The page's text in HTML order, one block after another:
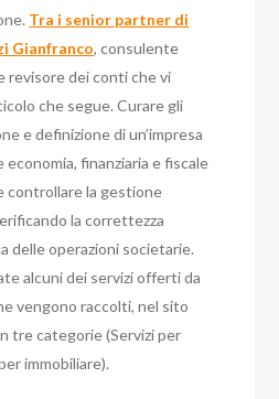
Tra i senior partner di
Gianfranco, consulente
revisore dei conti che vi
che segue. Curare gli
e definizione di un’impresa
economia, finanziaria e fiscale
controllare la gestione
la correttezza
delle operazioni societarie.
alcuni dei servizi offerti da
vengono raccolti, nel sito
tre categorie (Servizi per
immobiliare).